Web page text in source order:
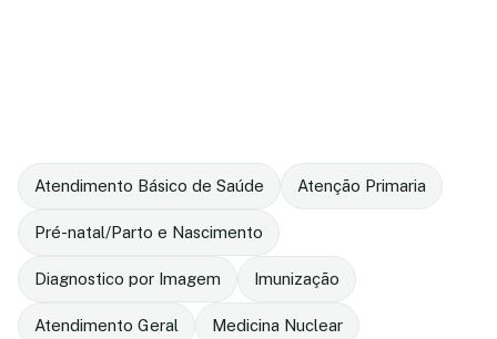
Atendimento Básico de Saúde Atenção Primaria
Pré-natal/Parto e Nascimento
Diagnostico por Imagem Imunização
Atendimento Geral Medicina Nuclear